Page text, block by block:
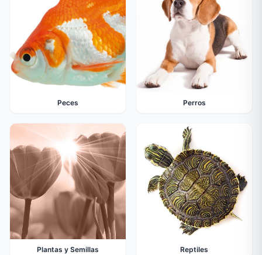
Peces Perros
Plantas y Semillas Reptiles